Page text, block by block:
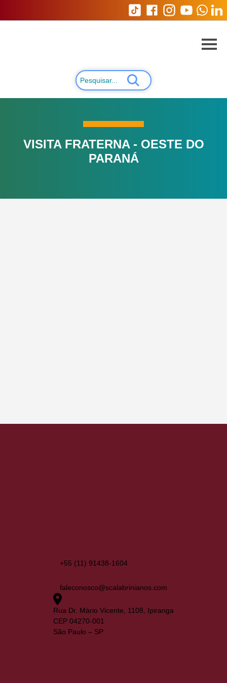
VISITA FRATERNA - OESTE DO
PARANÁ
+55 (11) 91438-1604
faleconosco@scalabrinianos.com
Rua Dr. Mário Vicente, 1108, Ipiranga
CEP 04270-001
São Paulo – SP